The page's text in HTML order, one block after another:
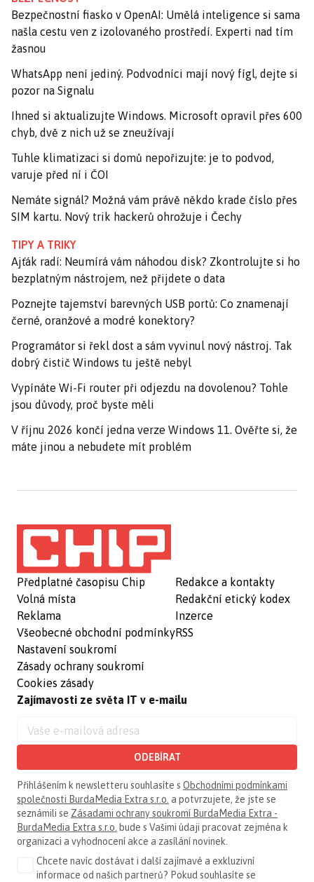
Bezpečnostní fiasko v OpenAI: Umělá inteligence si sama
našla cestu ven z izolovaného prostředí. Experti nad tím
žasnou
WhatsApp není jediný. Podvodníci mají nový fígl, dejte si
pozor na Signalu
Ihned si aktualizujte Windows. Microsoft opravil přes 600
chyb, dvě z nich už se zneužívají
Tuhle klimatizaci si domů nepořizujte: je to podvod,
varuje před ní i ČOI
Nemáte signál? Možná vám právě někdo krade číslo přes
SIM kartu. Nový trik hackerů ohrožuje i Čechy
TIPY A TRIKY
Ajťák radí: Neumírá vám náhodou disk? Zkontrolujte si ho
bezplatným nástrojem, než přijdete o data
Poznejte tajemství barevných USB portů: Co znamenají
černé, oranžové a modré konektory?
Programátor si řekl dost a sám vyvinul nový nástroj. Tak
dobrý čistič Windows tu ještě nebyl
Vypínáte Wi-Fi router při odjezdu na dovolenou? Tohle
jsou důvody, proč byste měli
V říjnu 2026 končí jedna verze Windows 11. Ověřte si, že
máte jinou a nebudete mít problém
Předplatné časopisu Chip
Volná místa
Reklama
Všeobecné obchodní podmínky
Nastavení soukromí
Zásady ochrany soukromí
Cookies zásady
Redakce a kontakty
Redakční etický kodex
Inzerce
RSS
Zajímavosti ze světa IT v e-mailu
ODEBÍRAT
Přihlášením k newsletteru souhlasíte s Obchodními podmínkami
společnosti BurdaMedia Extra s.r.o. a potvrzujete, že jste se
seznámili se Zásadami ochrany soukromí BurdaMedia Extra -
BurdaMedia Extra s.r.o. bude s Vašimi údaji pracovat zejména k
organizaci a vyhodnocení akce a zasílání novinek.
Chcete navíc dostávat i další zajímavé a exkluzivní
informace od našich partnerů? Pokud souhlasíte se